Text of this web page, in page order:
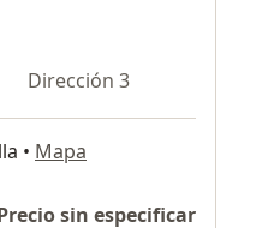
Dirección 3
• Mapa
sin especificar